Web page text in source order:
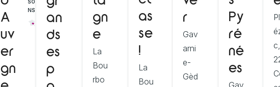
A
uv
er
gn
SO
NS
an
ds
es
p
gn
e
La
Bou
rbo
as
se
!
La
Bou
r
Gav
arni
e-
Gèd
Py
ré
né
es
Gav
c,